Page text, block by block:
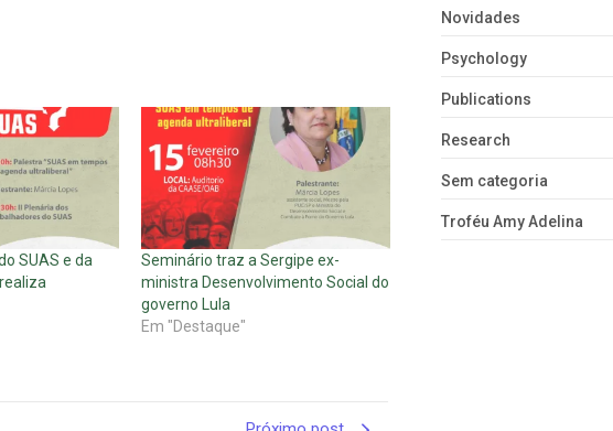
SUAS e da
Seminário traz a Sergipe ex-
ministra Desenvolvimento Social do
governo Lula
Em "Destaque"
Novidades
Psychology
Publications
Research
Sem categoria
Troféu Amy Adelina